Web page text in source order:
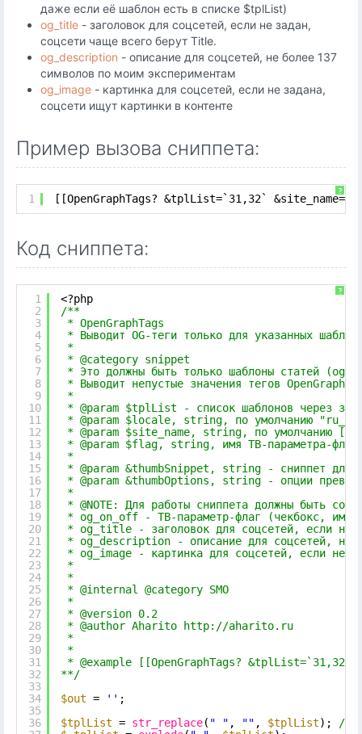
даже если её шаблон есть в списке $tplList)
og_title - заголовок для соцсетей, если не задан,
соцсети чаще всего берут Title.
og_description - описание для соцсетей, не более 137
символов по моим экспериментам
og_image - картинка для соцсетей, если не задана,
соцсети ищут картинки в контенте
Пример вызова сниппета:
?
1 [[OpenGraphTags? &tplList=`31,32`
Код сниппета:
?
1
2
3
4
5
6
7
8
9
10
11
12
13
14
15
16
17
18
19
20
21
22
23
24
25
26
27
28
29
30
31
32
33
34
35
36
<?php
/**
* OpenGraphTags
* Выводит OG-теги только для указанных
*
* @category snippet
* Это должны быть только шаблоны статей
* Выводит непустые значения тегов OpenGraph,
*
* @param $tplList - список шаблонов через
* @param $locale, string, по умолчанию
* @param $site_name, string, по умолчанию
* @param $flag, string, имя ТВ-параметра-
*
* @param &thumbSnippet, string - сниппет для
* @param &thumbOptions, string - опции
*
* @NOTE: Для работы сниппета должны быть
* og_on_off - ТВ-параметр-флаг (чекбокс, им
* og_title - заголовок для соцсетей, если не
* og_description - описание для соцсетей, не
* og_image - картинка для соцсетей, если не
*
*
* @internal @category SMO
*
* @version 0.2
* @author Aharito
http://aharito.ru
*
*
* @example [[OpenGraphTags? &tplList=`31,32`
**/
$out = '' ;
$tplList = str_replace( " " , "" , $tplList);
//